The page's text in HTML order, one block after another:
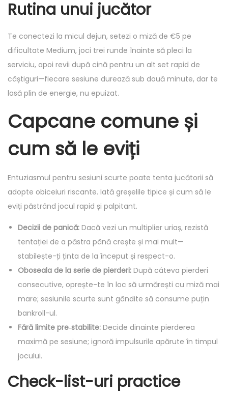
Rutina unui jucător
Te conectezi la micul dejun, setezi o miză de €5 pe
dificultate Medium, joci trei runde înainte să pleci la
serviciu, apoi revii după cină pentru un alt set rapid de
câștiguri—fiecare sesiune durează sub două minute, dar te
lasă plin de energie, nu epuizat.
Capcane comune și
cum să le eviți
Entuziasmul pentru sesiuni scurte poate tenta jucătorii să
adopte obiceiuri riscante. Iată greșelile tipice și cum să le
eviți păstrând jocul rapid și palpitant.
Decizii de panică: Dacă vezi un multiplier uriaș, rezistă
tentației de a păstra până crește și mai mult—
stabilește-ți ținta de la început și respect-o.
Oboseala de la serie de pierderi: După câteva pierderi
consecutive, oprește-te în loc să urmărești cu miză mai
mare; sesiunile scurte sunt gândite să consume puțin
bankroll-ul.
Fără limite pre‑stabilite: Decide dinainte pierderea
maximă pe sesiune; ignoră impulsurile apărute în timpul
jocului.
Check-list-uri practice